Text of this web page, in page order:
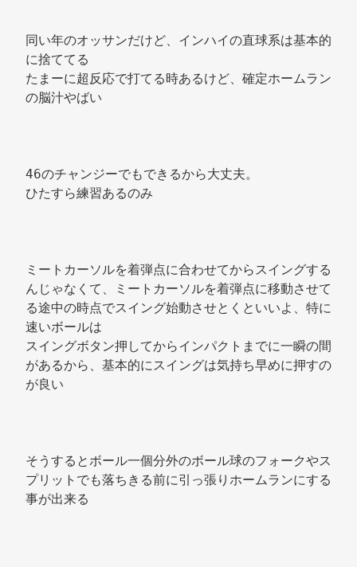
同い年のオッサンだけど、インハイの直球系は基本的
に捨ててる
たまーに超反応で打てる時あるけど、確定ホームラン
の脳汁やばい
46のチャンジーでもできるから大丈夫。
ひたすら練習あるのみ
ミートカーソルを着弾点に合わせてからスイングする
んじゃなくて、ミートカーソルを着弾点に移動させて
る途中の時点でスイング始動させとくといいよ、特に
速いボールは
スイングボタン押してからインパクトまでに一瞬の間
があるから、基本的にスイングは気持ち早めに押すの
が良い
そうするとボール一個分外のボール球のフォークやス
プリットでも落ちきる前に引っ張りホームランにする
事が出来る